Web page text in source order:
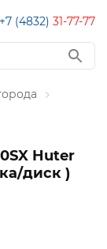
+7 (4832) 31-77-77
Huter
диск )